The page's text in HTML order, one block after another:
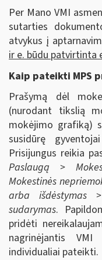
Per Mano VMI
sutarties
atvykus į
ir e. būdu patvirtinta
Kaip pateikti MPS
Prašymą dėl
(nurodant tikslią
mokėjimo grafiką)
susidūrę
Prisijungus reikia
Paslaugą >
Mokestinės
arba išdėstymas
sudarymas.
pridėti
nagrinėjantis
individualiai pateikti.